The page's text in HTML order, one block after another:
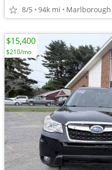
8/5 94k mi Marlborough
$15,400
$210/mo